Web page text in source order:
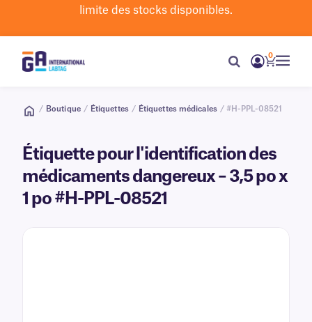
limite des stocks disponibles.
0
/ Boutique / Étiquettes / Étiquettes médicales / #H-PPL-08521
Étiquette pour l'identification des
médicaments dangereux – 3,5 po x
1 po #H-PPL-08521